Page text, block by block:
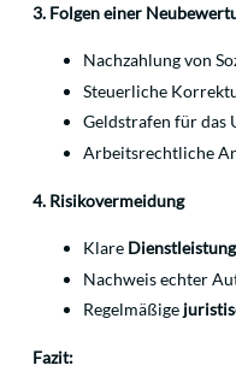
3. Folgen einer
Nachzahlung von
Steuerliche
Geldstrafen für das
Arbeitsrechtliche
4. Risikovermeidung
Klare
Nachweis echter
Regelmäßige
Fazit: